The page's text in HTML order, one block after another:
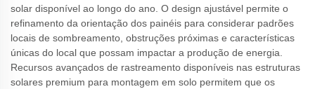
solar disponível ao longo do ano. O design ajustável permite o
refinamento da orientação dos painéis para considerar padrões
locais de sombreamento, obstruções próximas e características
únicas do local que possam impactar a produção de energia.
Recursos avançados de rastreamento disponíveis nas estruturas
solares premium para montagem em solo permitem que os